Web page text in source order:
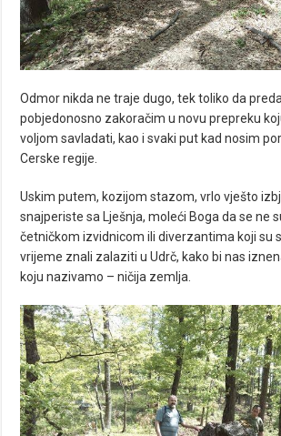
Odmor nikda ne traje dugo, tek toliko da
pobjedonosno zakoračim u novu prepreku
voljom savladati, kao i svaki put kad nosim
Cerske regije.
Uskim putem, kozijom stazom, vrlo vješto
snajperiste sa Lješnja, moleći Boga da se ne
četničkom izvidnicom ili diverzantima koji su
vrijeme znali zalaziti u Udrč, kako bi nas
koju nazivamo – ničija zemlja.